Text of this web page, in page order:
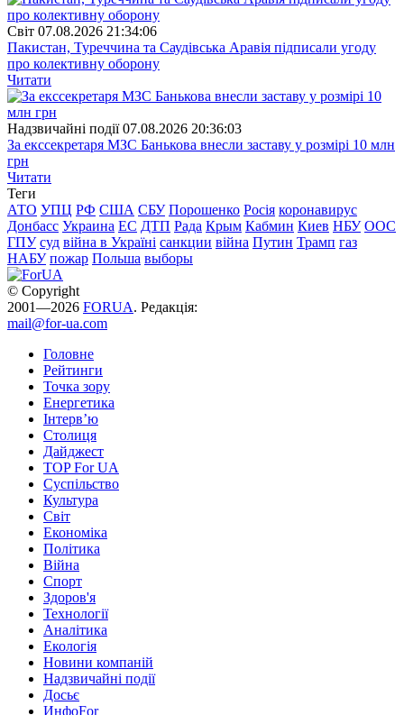
Свiт 07.08.2026 21:34:06
Пакистан, Туреччина та Саудівська Аравія підписали угоду
про колективну оборону
Читати
Надзвичайні події 07.08.2026 20:36:03
За екссекретаря МЗС Банькова внесли заставу у розмірі 10 млн
грн
Читати
Теги
АТО УПЦ РФ США СБУ Порошенко Росія коронавирус
Донбасс Украина ЕС ДТП Рада Крым Кабмин Киев НБУ ООС
ГПУ суд війна в Україні санкции війна Путин Трамп газ
НАБУ пожар Польша выборы
© Copyright
2001—2026 FORUA. Редакція:
mail@for-ua.com
Головне
Рейтинги
Точка зору
Енергетика
Інтерв’ю
Столиця
Дайджест
TOP For UA
Суспiльство
Культура
Світ
Економіка
Політика
Війна
Спорт
Здоров'я
Технології
Аналітика
Екологія
Новини компаній
Надзвичайні події
Досьє
ИнфоFor